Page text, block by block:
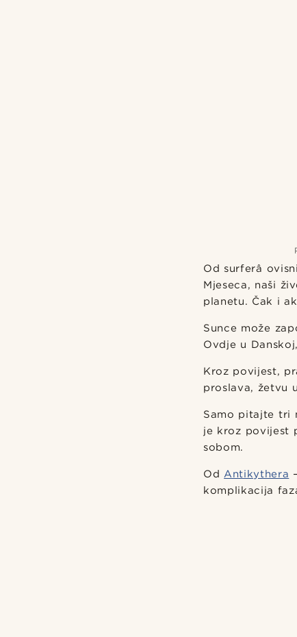
Od surferâ
Mjeseca, naši
planetu. Čak i
Sunce može
Ovdje u
Kroz povijest,
proslava, žetvu
Samo pitajte tri
je kroz povijest
sobom.
OdAntikythera
komplikacija